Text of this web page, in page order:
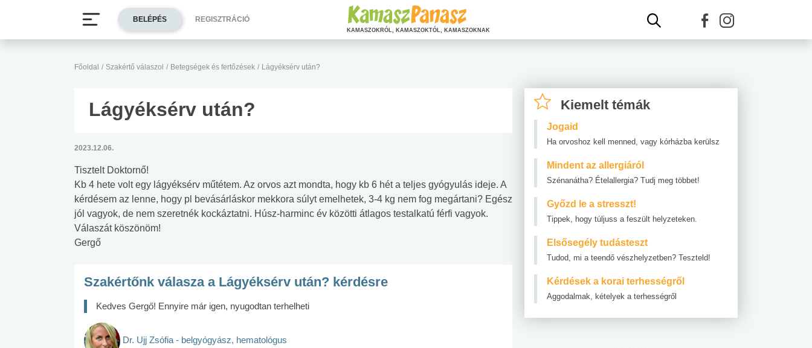
Főoldal / Szakértő válaszol / Betegségek és fertőzések / Lágyéksérv után?
Lágyéksérv után?
2023.12.06.
Tisztelt Doktornő!
Kb 4 hete volt egy lágyéksérv műtétem. Az orvos azt mondta, hogy kb 6 hét a teljes gyógyulás ideje. A
kérdésem az lenne, hogy pl bevásárláskor mekkora súlyt emelhetek, 3-4 kg nem fog megártani? Egész
jól vagyok, de nem szeretnék kockáztatni. Húsz-harminc év közötti átlagos testalkatú férfi vagyok.
Válaszát köszönöm!
Gergő
Szakértőnk válasza a Lágyéksérv után? kérdésre
Kedves Gergő! Ennyire már igen, nyugodtan terhelheti
Dr. Ujj Zsófia - belgyógyász, hematológus
Kiemelt témák
Jogaid
Ha orvoshoz kell menned, vagy kórházba kerülsz
Mindent az allergiáról
Szénanátha? Ételallergia? Tudj meg többet!
Győzd le a stresszt!
Tippek, hogy túljuss a feszült helyzeteken.
Elsősegély tudásteszt
Tudod, mi a teendő vészhelyzetben? Teszteld!
Kérdések a korai terhességről
Aggodalmak, kételyek a terhességről
BELÉPÉS REGISZTRÁCIÓ
KAMASZOKRÓL, KAMASZOKTÓL, KAMASZOKNAK